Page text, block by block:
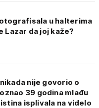
u halterima
Lazar da joj kaže?
nije govorio o
39 godina mlađu
isplivala na videlo